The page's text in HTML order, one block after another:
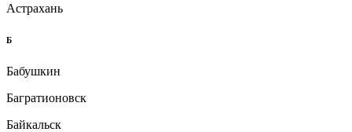
Астрахань
Б
Бабушкин
Багратионовск
Байкальск